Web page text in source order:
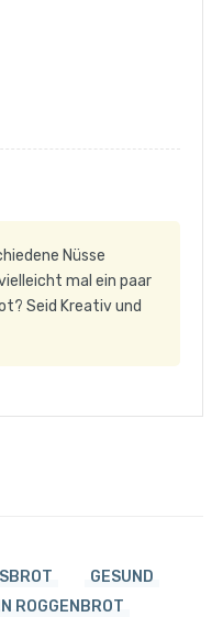
Nüsse
mal ein paar
Seid Kreativ und
GESUND
ROGGENBROT